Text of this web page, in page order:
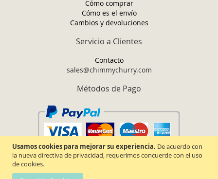
Usamos cookies para mejorar su experiencia. De acuerdo con
la nueva directiva de privacidad, requerimos concuerde con el uso
de cookies.
Cómo comprar
Cómo es el envío
Cambios y devoluciones
Servicio a Clientes
Contacto
sales@chimmychurry.com
Métodos de Pago
Chimmy Churry TM. Todos los derechos reservados.